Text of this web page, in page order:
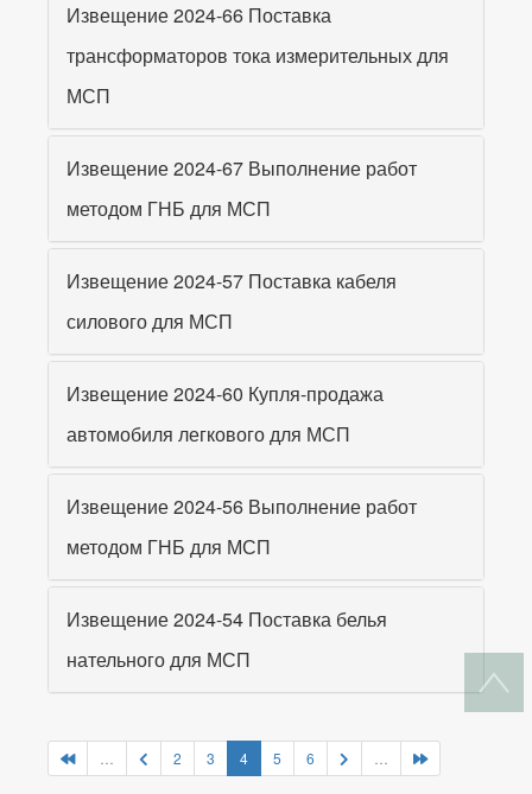
Извещение 2024-66 Поставка
трансформаторов тока измерительных для
МСП
Извещение 2024-67 Выполнение работ
методом ГНБ для МСП
Извещение 2024-57 Поставка кабеля
силового для МСП
Извещение 2024-60 Купля-продажа
автомобиля легкового для МСП
Извещение 2024-56 Выполнение работ
методом ГНБ для МСП
Извещение 2024-54 Поставка белья
нательного для МСП
2 3 4 5 6